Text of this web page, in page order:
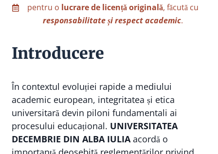
pentru o lucrare de licență originală, făcută cu
responsabilitate și respect academic.
Introducere
În contextul evoluției rapide a mediului
academic european, integritatea și etica
universitară devin piloni fundamentali ai
procesului educațional. UNIVERSITATEA
DECEMBRIE DIN ALBA IULIAacordă o